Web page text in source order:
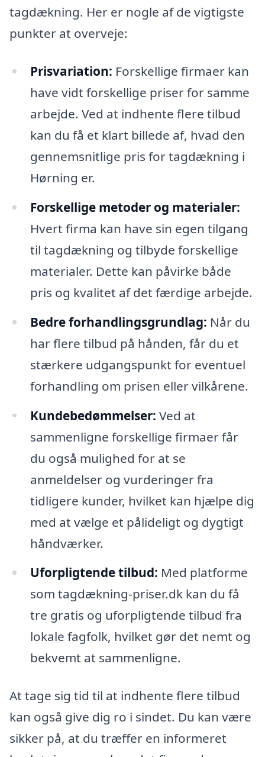
tagdækning. Her er nogle af de vigtigste
punkter at overveje:
Prisvariation: Forskellige firmaer kan
have vidt forskellige priser for samme
arbejde. Ved at indhente flere tilbud
kan du få et klart billede af, hvad den
gennemsnitlige pris for tagdækning i
Hørning er.
Forskellige metoder og materialer:
Hvert firma kan have sin egen tilgang
til tagdækning og tilbyde forskellige
materialer. Dette kan påvirke både
pris og kvalitet af det færdige arbejde.
Bedre forhandlingsgrundlag: Når du
har flere tilbud på hånden, får du et
stærkere udgangspunkt for eventuel
forhandling om prisen eller vilkårene.
Kundebedømmelser: Ved at
sammenligne forskellige firmaer får
du også mulighed for at se
anmeldelser og vurderinger fra
tidligere kunder, hvilket kan hjælpe dig
med at vælge et pålideligt og dygtigt
håndværker.
Uforpligtende tilbud: Med platforme
som tagdækning-priser.dk kan du få
tre gratis og uforpligtende tilbud fra
lokale fagfolk, hvilket gør det nemt og
bekvemt at sammenligne.
At tage sig tid til at indhente flere tilbud
kan også give dig ro i sindet. Du kan være
sikker på, at du træffer en informeret